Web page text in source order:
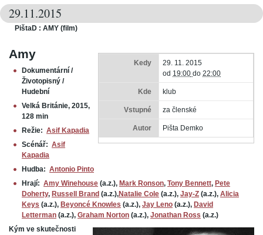
29.11.2015
PištaD : AMY (film)
Kedy
29. 11. 2015
od 19:00 do 22:00
Kde klub
Vstupné za členské
Autor Pišta Demko
Amy
Dokumentární /
Životopisný /
Hudební
Velká Británie, 2015,
128 min
Režie:Asif Kapadia
Scénář:Asif
Kapadia
Hudba:Antonio Pinto
Hrají:Amy Winehouse (a.z.), Mark Ronson,Tony Bennett, Pete
Doherty, Russell Brand (a.z.),Natalie Cole (a.z.),Jay-Z (a.z.),Alicia
Keys (a.z.), Beyoncé Knowles (a.z.),Jay Leno (a.z.), David
Letterman (a.z.),Graham Norton (a.z.),Jonathan Ross (a.z.)
Kým ve skutečnosti